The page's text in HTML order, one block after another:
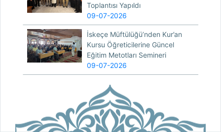
Toplantısı Yapıldı
09-07-2026
İskeçe Müftülüğü’nden Kur’an
Kursu Öğreticilerine Güncel
Eğitim Metotları Semineri
09-07-2026